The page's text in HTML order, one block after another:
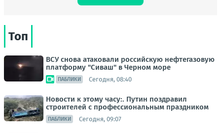
Топ
ВСУ снова атаковали российскую нефтегазовую
платформу "Сиваш" в Черном море
ПАБЛИКИ Сегодня, 08:40
Новости к этому часу:. Путин поздравил
строителей с профессиональным праздником
ПАБЛИКИ Сегодня, 09:07